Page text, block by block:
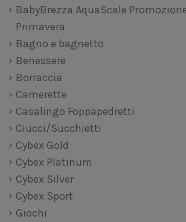
BabyBrezza AquaScale
Primavera
Bagno e bagnetto
Benessere
Borraccia
Camerette
Casalingo Foppapedretti
Ciucci/Succhietti
Cybex Gold
Cybex Platinum
Cybex Silver
Cybex Sport
Giochi